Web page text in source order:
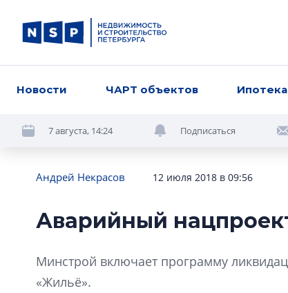
Новости ЧАРТ объектов Ипотека
7 августа, 14:24 Подписаться
Андрей Некрасов 12 июля 2018 в 09:56
Аварийный
Минстрой включает программу
«Жильё».